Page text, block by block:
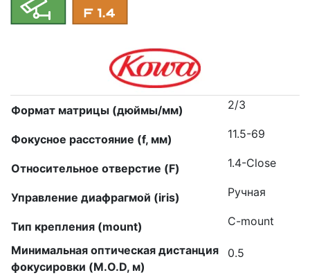
Формат матрицы (дюймы/мм) 2/3
Фокусное расстояние (f, мм) 11.5-69
Относительное отверстие (F) 1.4-Close
Управление диафрагмой (iris) Ручная
Тип крепления (mount) C-mount
Минимальная оптическая дистанция
фокусировки (M.O.D, м)
0.5